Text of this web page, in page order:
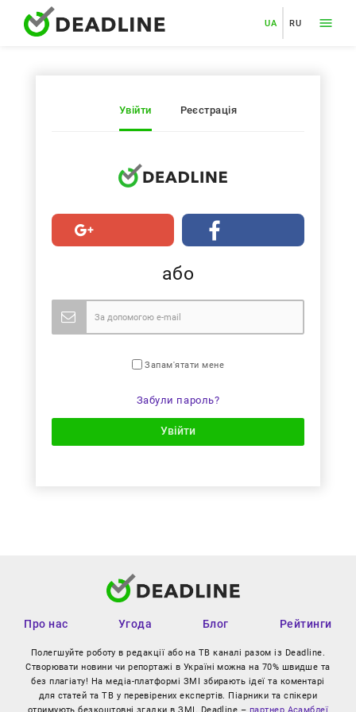
UA RU
Увійти Реєстрація
або
Запам'ятати мене
Забули пароль?
Увійти
Про нас Угода Блог Рейтинги
Полегшуйте роботу в редакції або на ТВ каналі разом із Deadline.
Створювати новини чи репортажі в Україні можна на 70% швидше та
без плагіату! На медіа-платформі ЗМІ збирають ідеї та коментарі
для статей та ТВ у перевірених експертів. Піарники та спікери